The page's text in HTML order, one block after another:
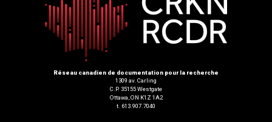
Réseau canadien de documentation pour la recherche
1309 av. Carling
C.P. 35155 Westgate
Ottawa, ON K1Z 1A2
t. 613.907.7040